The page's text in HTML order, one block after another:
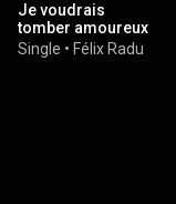
Je voudrais
tomber amoureux
Single • Félix Radu